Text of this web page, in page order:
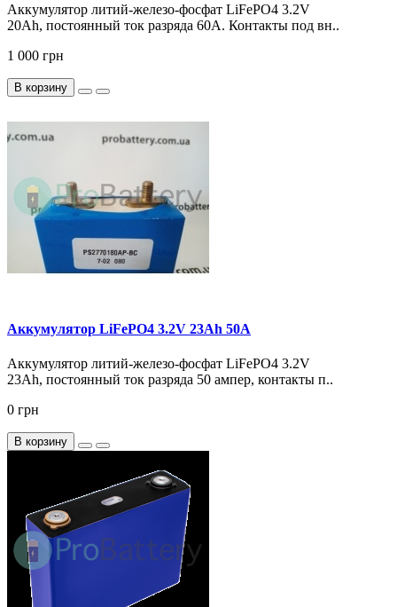
Аккумулятор литий-железо-фосфат LiFePO4 3.2V
20Ah, постоянный ток разряда 60А. Контакты под вн..
1 000 грн
В корзину
Аккумулятор LiFePO4 3.2V 23Ah 50А
Аккумулятор литий-железо-фосфат LiFePO4 3.2V
23Ah, постоянный ток разряда 50 ампер, контакты п..
0 грн
В корзину